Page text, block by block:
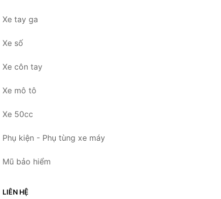
Xe tay ga
Xe số
Xe côn tay
Xe mô tô
Xe 50cc
Phụ kiện - Phụ tùng xe máy
Mũ bảo hiểm
LIÊN HỆ